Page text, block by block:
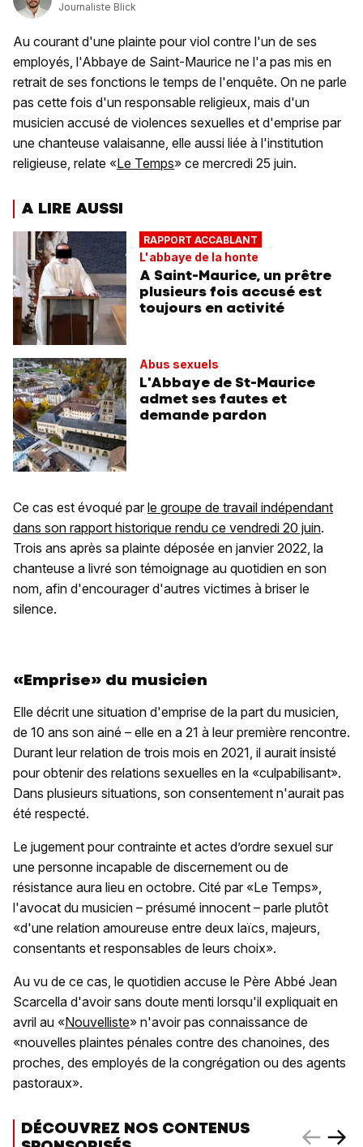
Journaliste Blick
Au courant d'une plainte pour viol contre l'un de ses
employés, l'Abbaye de Saint-Maurice ne l'a pas mis en
retrait de ses fonctions le temps de l'enquête. On ne parle
pas cette fois d'un responsable religieux, mais d'un
musicien accusé de violences sexuelles et d'emprise par
une chanteuse valaisanne, elle aussi liée à l'institution
religieuse, relate «Le Temps» ce mercredi 25 juin.
A LIRE AUSSI
RAPPORT ACCABLANT
L'abbaye de la honte
A Saint-Maurice, un prêtre
plusieurs fois accusé est
toujours en activité
Abus sexuels
L'Abbaye de St-Maurice
admet ses fautes et
demande pardon
Ce cas est évoqué par le groupe de travail indépendant
dans son rapport historique rendu ce vendredi 20 juin.
Trois ans après sa plainte déposée en janvier 2022, la
chanteuse a livré son témoignage au quotidien en son
nom, afin d'encourager d'autres victimes à briser le
silence.
«Emprise» du musicien
Elle décrit une situation d'emprise de la part du musicien,
de 10 ans son ainé – elle en a 21 à leur première rencontre.
Durant leur relation de trois mois en 2021, il aurait insisté
pour obtenir des relations sexuelles en la «culpabilisant».
Dans plusieurs situations, son consentement n'aurait pas
été respecté.
Le jugement pour contrainte et actes d’ordre sexuel sur
une personne incapable de discernement ou de
résistance aura lieu en octobre. Cité par «Le Temps»,
l'avocat du musicien – présumé innocent – parle plutôt
«d'une relation amoureuse entre deux laïcs, majeurs,
consentants et responsables de leurs choix».
Au vu de ce cas, le quotidien accuse le Père Abbé Jean
Scarcella d'avoir sans doute menti lorsqu'il expliquait en
avril au «Nouvelliste» n'avoir pas connaissance de
«nouvelles plaintes pénales contre des chanoines, des
proches, des employés de la congrégation ou des agents
pastoraux».
DÉCOUVREZ NOS CONTENUS